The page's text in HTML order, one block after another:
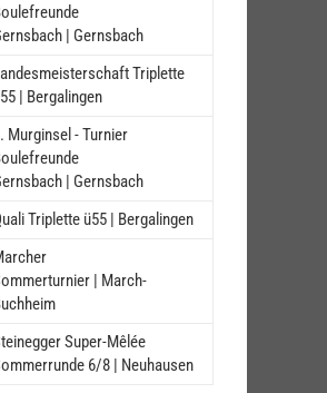
| Gernsbach
Triplette
| Bergalingen
Murginsel - Turnier
| Gernsbach
Triplette ü55 | Bergalingen
| March-
Super-Mêlée
6/8 | Neuhausen